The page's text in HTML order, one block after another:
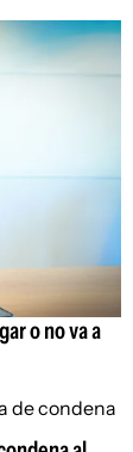
o no va a